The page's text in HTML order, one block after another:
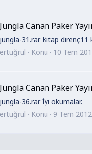
Jungla Canan Paker
jungla-31.rar Kitap direnç11
ertuğrul
Konu 10 Tem
Jungla Canan Paker
jungla-36.rar İyi okumalar.
ertuğrul
Konu 9 Tem 2012